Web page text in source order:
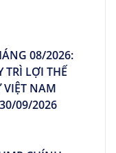
08/2026:
TRÌ LỢI THẾ
NAM
09/2026